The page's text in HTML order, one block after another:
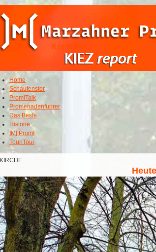
Kopfzeile
Home
Schaufenster
PromiTalk
Promenadenführer
Das Beste
Historie
]M[ PromI
TouriTour
KIRCHE